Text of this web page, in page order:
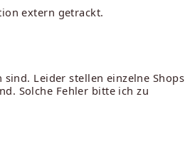
extern getrackt.
Leider stellen einzelne Shops
Solche Fehler bitte ich zu